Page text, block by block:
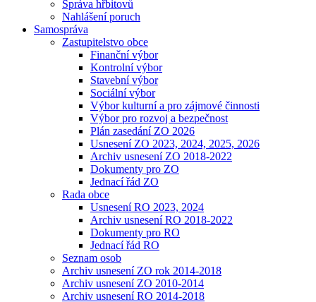
Správa hřbitovů
Nahlášení poruch
Samospráva
Zastupitelstvo obce
Finanční výbor
Kontrolní výbor
Stavební výbor
Sociální výbor
Výbor kulturní a pro zájmové činnosti
Výbor pro rozvoj a bezpečnost
Plán zasedání ZO 2026
Usnesení ZO 2023, 2024, 2025, 2026
Archiv usnesení ZO 2018-2022
Dokumenty pro ZO
Jednací řád ZO
Rada obce
Usnesení RO 2023, 2024
Archiv usnesení RO 2018-2022
Dokumenty pro RO
Jednací řád RO
Seznam osob
Archiv usnesení ZO rok 2014-2018
Archiv usnesení ZO 2010-2014
Archiv usnesení RO 2014-2018